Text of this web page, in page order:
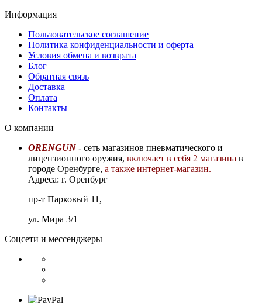
Информация
Пользовательское соглашение
Политика конфиденциальности и оферта
Условия обмена и возврата
Блог
Обратная связь
Доставка
Оплата
Контакты
О компании
ORENGUN - сеть магазинов пневматического и
лицензионного оружия, включает в себя 2 магазина в
городе Оренбурге, а также интернет-магазин.
Адреса: г. Оренбург
пр-т Парковый 11,
ул. Мира 3/1
Соцсети и мессенджеры